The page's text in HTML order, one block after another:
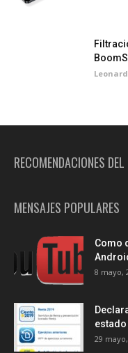
RECOMENDACIONES
MENSAJES POPULARES
Como
8 mayo,
29